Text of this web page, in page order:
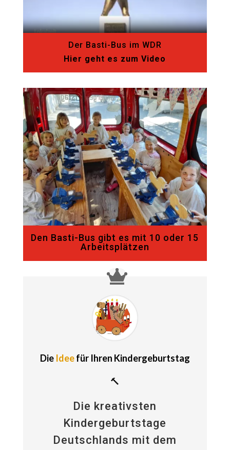
Der Basti-Bus im WDR
Hier geht es zum Video
Den Basti-Bus gibt es mit 10 oder 15
Arbeitsplätzen
Die Ideefür Ihren Kindergeburtstag
🔨
Die kreativsten
Kindergeburtstage
Deutschlands mit dem